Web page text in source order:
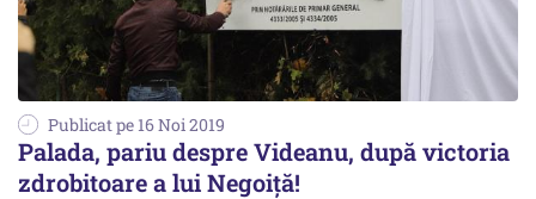
Publicat pe 16 Noi 2019
Palada, pariu despre Videanu, după victoria
zdrobitoare a lui Negoiță!